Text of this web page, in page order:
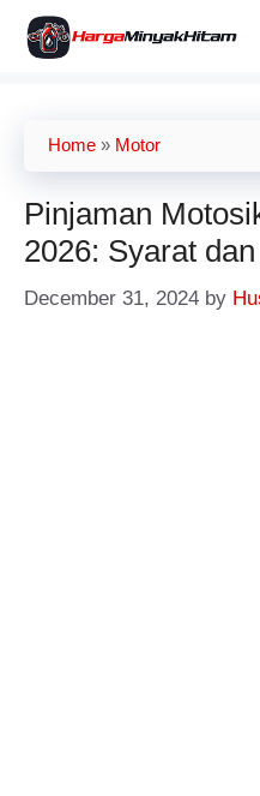
Skip
Home » Motor
Pinjaman
2026: Syarat
December 31, 2024 by